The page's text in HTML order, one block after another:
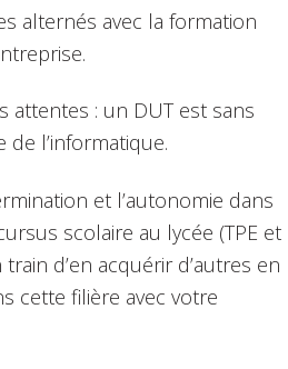
alternés avec la formation
attentes : un DUT est sans
l’informatique.
et l’autonomie dans
scolaire au lycée (TPE et
d’en acquérir d’autres en
cette filière avec votre